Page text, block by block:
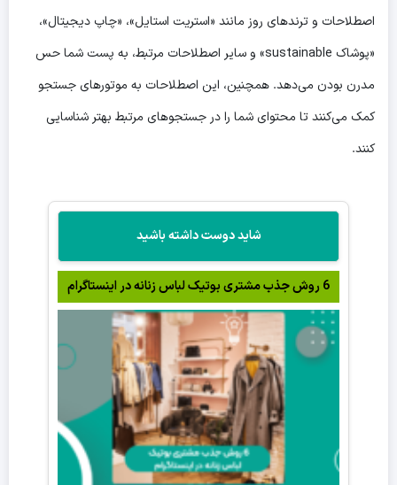
اصطلاحات و ترندهای روز مانند «استریت استایل»، «چاپ دیجیتال»،
«پوشاک sustainable» و سایر اصطلاحات مرتبط، به پست شما حس
مدرن بودن می‌دهد. همچنین، این اصطلاحات به موتورهای جستجو
کمک می‌کنند تا محتوای شما را در جستجوهای مرتبط بهتر شناسایی
کنند.
شاید دوست داشته باشید
6 روش جذب مشتری بوتیک لباس زنانه در اینستاگرام